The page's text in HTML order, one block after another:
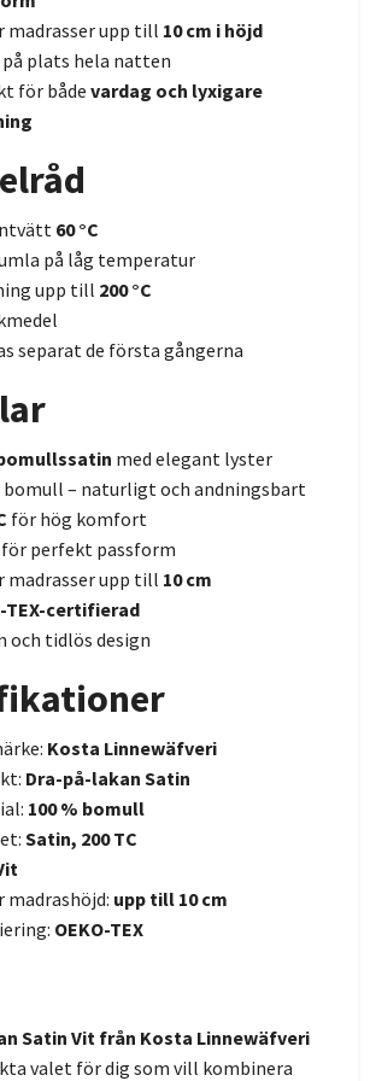
madrasser upp till 10 cm i höjd
plats hela natten
för både vardag och lyxigare
60 °C
på låg temperatur
upp till 200 °C
separat de första gångerna
med elegant lyster
bomull – naturligt och andningsbart
för hög komfort
för perfekt passform
madrasser upp till 10 cm
TEX-certifierad
och tidlös design
Kosta Linnewäfveri
Dra-på-lakan Satin
100 % bomull
Satin, 200 TC
madrashöjd: upp till 10 cm
OEKO-TEX
Satin Vit från Kosta Linnewäfveri
valet för dig som vill kombinera